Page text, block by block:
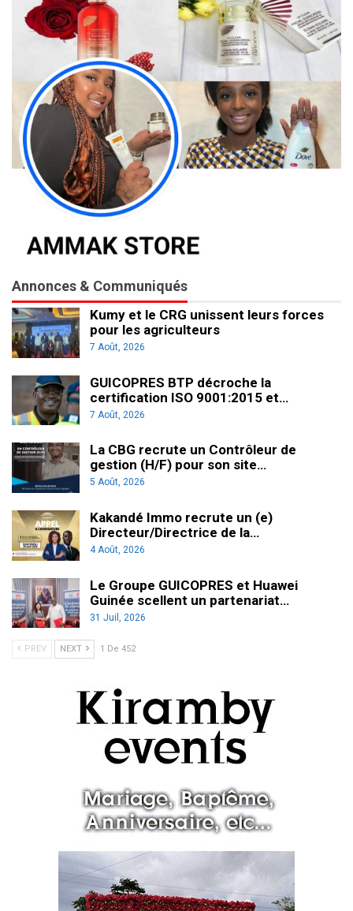
Annonces & Communiqués
Kumy et le CRG unissent leurs forces
pour les agriculteurs
7 Août, 2026
GUICOPRES BTP décroche la
certification ISO 9001:2015 et…
7 Août, 2026
La CBG recrute un Contrôleur de
gestion (H/F) pour son site…
5 Août, 2026
Kakandé Immo recrute un (e)
Directeur/Directrice de la…
4 Août, 2026
Le Groupe GUICOPRES et Huawei
Guinée scellent un partenariat…
31 Juil, 2026
PREV NEXT 1 De 452